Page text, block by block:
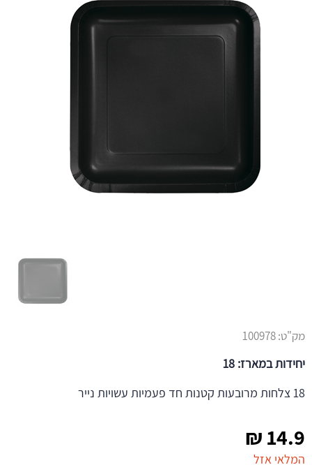
14.9
₪
המלאי אזל
מק"ט:100978
יחידות במארז: 18
18 צלחות מרובעות קטנות חד פעמיות עשויות נייר